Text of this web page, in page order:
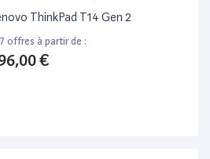
ThinkPad T14 Gen 2
offres à partir de :
€